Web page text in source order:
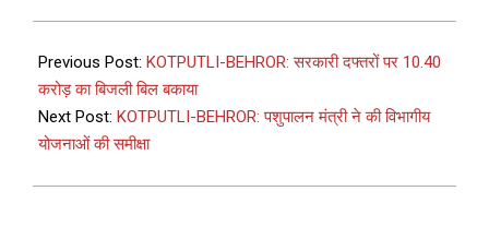
Previous Post: KOTPUTLI-BEHROR: सरकारी दफ्तरों पर 10.40
करोड़ का बिजली बिल बकाया
Next Post: KOTPUTLI-BEHROR: पशुपालन मंत्री ने की विभागीय
योजनाओं की समीक्षा